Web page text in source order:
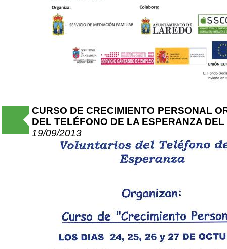
CURSO DE CRECIMIENTO PERSONAL
DEL TELÉFONO DE LA ESPERANZA
19/09/2013